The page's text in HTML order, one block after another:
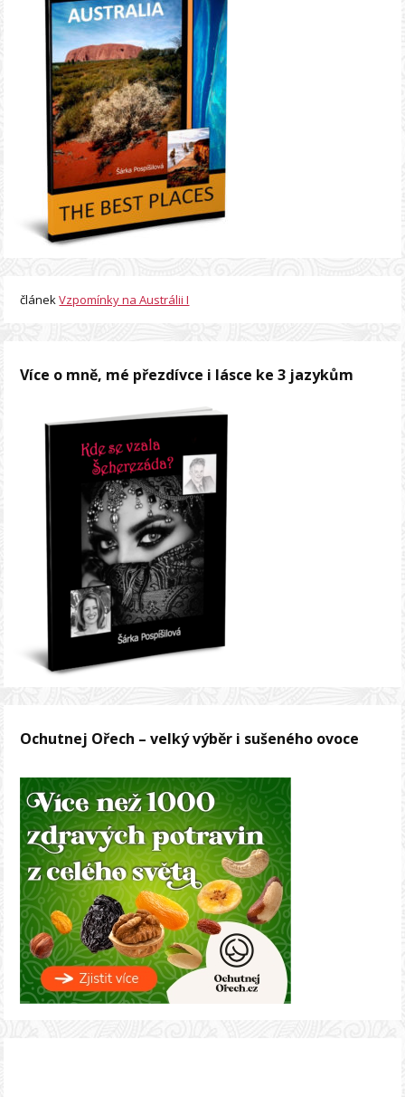
článekVzpomínky na Austrálii I
Více o mně, mé přezdívce i lásce ke 3 jazykům
Ochutnej Ořech – velký výběr i sušeného ovoce